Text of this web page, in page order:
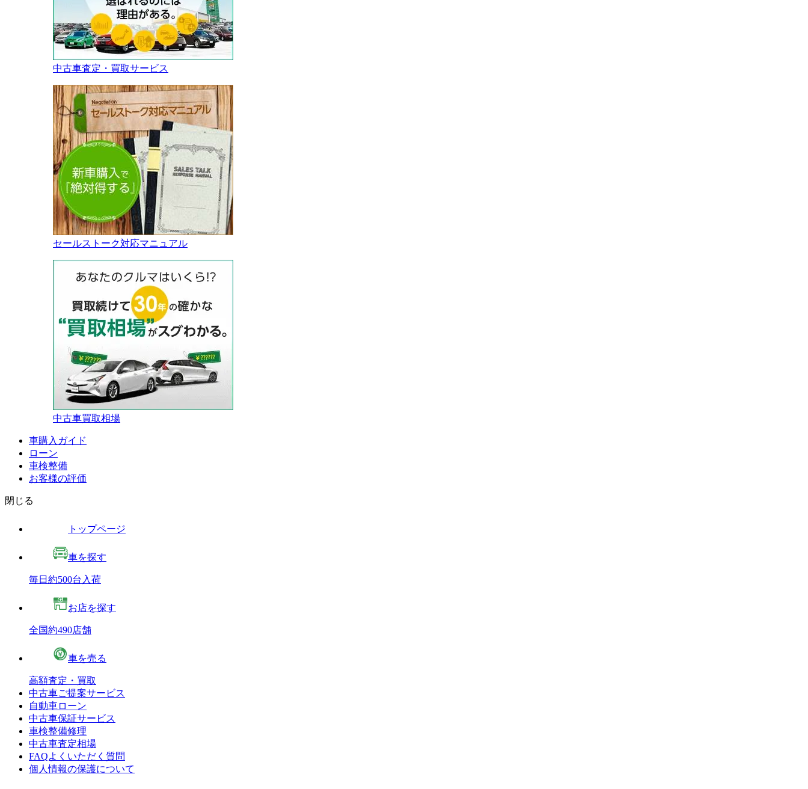
中古車査定・買取サービス
セールストーク対応マニュアル
中古車買取相場
車購入ガイド
ローン
車検整備
お客様の評価
閉じる
トップページ
車を探す
毎日約500台入荷
お店を探す
全国約490店舗
車を売る
高額査定・買取
中古車ご提案サービス
自動車ローン
中古車保証サービス
車検整備修理
中古車査定相場
FAQよくいただく質問
個人情報の保護について